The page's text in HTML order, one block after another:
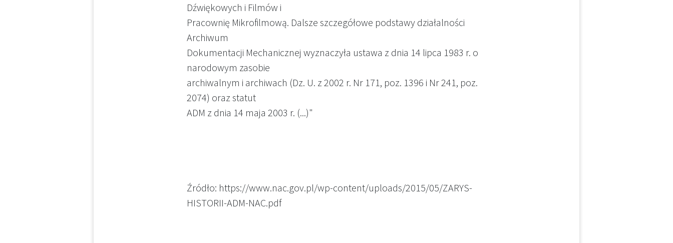
Dźwiękowych i Filmów i
Pracownię Mikrofilmową. Dalsze szczegółowe podstawy działalności
Archiwum
Dokumentacji Mechanicznej wyznaczyła ustawa z dnia 14 lipca 1983 r. o
narodowym zasobie
archiwalnym i archiwach (Dz. U. z 2002 r. Nr 171, poz. 1396 i Nr 241, poz.
2074) oraz statut
ADM z dnia 14 maja 2003 r. (...)"
Źródło: https://www.nac.gov.pl/wp-content/uploads/2015/05/ZARYS-
HISTORII-ADM-NAC.pdf